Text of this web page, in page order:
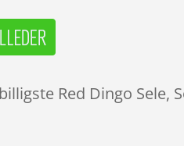
Red Dingo